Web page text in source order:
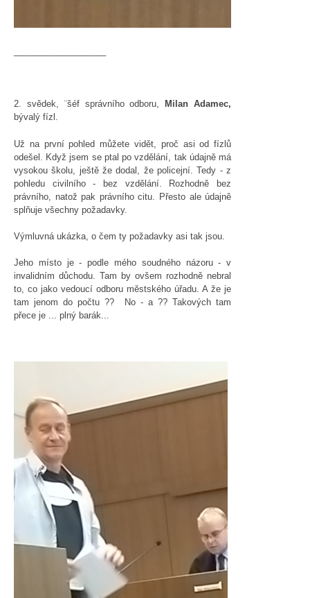
2. svědek, ¨šéf správního odboru,
Milan Adamec,
bývalý fízl.
Už na první pohled můžete vidět, proč asi od fízlů
odešel. Když jsem se ptal po vzdělání, tak údajně má
vysokou školu, ještě že dodal, že policejní. Tedy - z
pohledu civilního - bez vzdělání. Rozhodně bez
právního, natož pak právního citu. Přesto ale údajně
splňuje všechny požadavky.
Výmluvná ukázka, o čem ty požadavky asi tak jsou.
Jeho místo je - podle mého soudného názoru - v
invalidním důchodu. Tam by ovšem rozhodně nebral
to, co jako vedoucí odboru městského úřadu. A že je
tam jenom do počtu ?? No - a ?? Takových tam
přece je ... plný barák...